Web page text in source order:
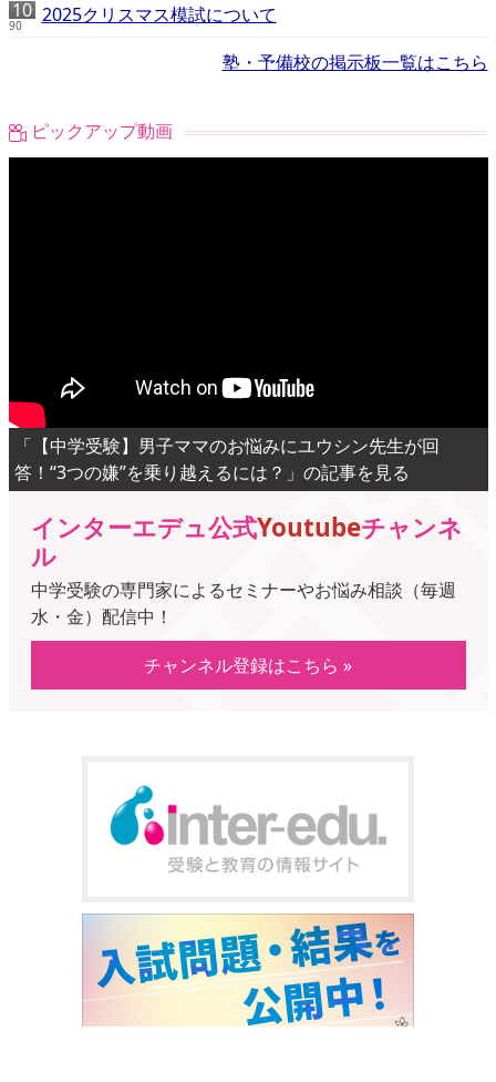
90
2025クリスマス模試について
塾・予備校の掲示板一覧はこちら
ピックアップ動画
「【中学受験】男子ママのお悩みにユウシン先生が回
答！“3つの嫌”を乗り越えるには？」の記事を見る
インターエデュ公式Youtubeチャンネ
ル
中学受験の専門家によるセミナーやお悩み相談（毎週
水・金）配信中！
チャンネル登録はこちら »